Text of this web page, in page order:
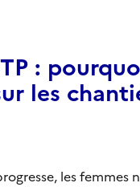
:
les
les femmes